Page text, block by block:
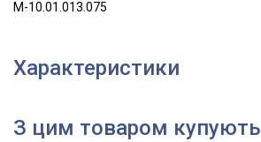
М-10.01.013.075
Характеристики
З цим товаром купують